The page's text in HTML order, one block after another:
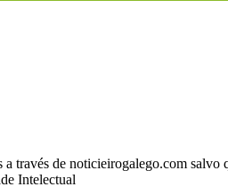
de noticieirogalego.com salvo
Intelectual